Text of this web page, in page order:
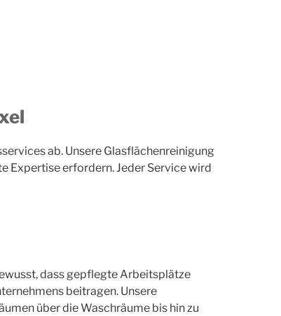
ab. Unsere Glasflächenreinigung
Expertise erfordern. Jeder Service wird
dass gepflegte Arbeitsplätze
beitragen. Unsere
über die Waschräume bis hin zu